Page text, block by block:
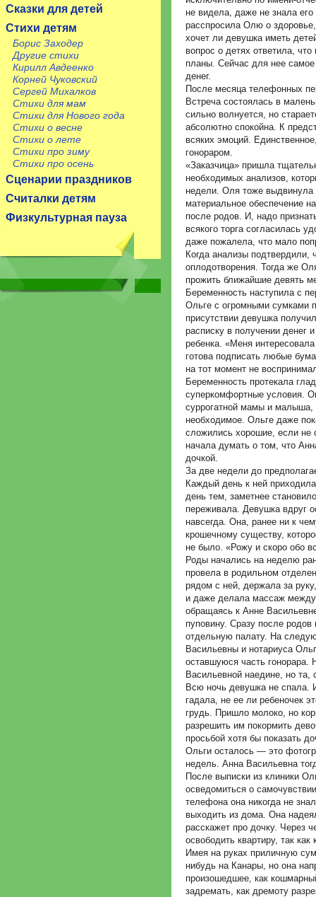
Сказки для детей
Стихи детям
Борис Заходер
Другие стихи
Кирилл Авдеенко
Корней Чуковский
Сергей Михалков
Стихи для мам
Стихи для Нового года
Стихи о весне
Стихи о лете
Стихи про зиму
Стихи про осень
Сценарии праздников
Считалки детям
Физкультурная пауза
не видела, даже не знала
расспросила Олю о
хочет ли девушка иметь
вопрос о детях ответила,
планы. Сейчас для нее самое
денег.
После месяца телефонных
Встреча состоялась в
сильно волнуется, но
абсолютно спокойна. К
всяких эмоций.
гонораром.
«Заказчица» пришла
необходимых анализов,
недели. Оля тоже выдвинула
материальное обеспечение
после родов. И, надо
всякого торга согласилась
даже пожалела, что мало
Когда анализы подтвердили,
оплодотворения. Тогда же
прожить ближайшие девять
Беременность наступила с
Ольге с огромными сумками
присутствии девушка
расписку в получении денег
ребенка. «Меня
готова подписать любые
на тот момент не
Беременность протекала
суперкомфортные условия.
суррогатной мамы и малыша,
необходимое. Ольге даже
сложились хорошие, если не
начала думать о том, что
дочкой.
За две недели до
Каждый день к ней
день тем, заметнее
переживала. Девушка вдруг
навсегда. Она, ранее ни к
крошечному существу,
не было. «Рожу и скоро обо
Роды начались на неделю
провела в родильном
рядом с ней, держала за
и даже делала массаж
обращаясь к Анне
пуповину. Сразу после
отдельную палату. На
Васильевны и нотариуса
оставшуюся часть гонорара.
Васильевной наедине, но та,
Всю ночь девушка не спала.
гадала, не ее ли ребеночек
грудь. Пришло молоко, но
разрешить им покормить
просьбой хотя бы показать
Ольги осталось — это
недель. Анна Васильевна
После выписки из клиники
осведомиться о
телефона она никогда не
выходить из дома. Она
расскажет про дочку. Через
освободить квартиру, так
Имея на руках приличную
нибудь на Канары, но она
произошедшее, как
задремать, как дремоту